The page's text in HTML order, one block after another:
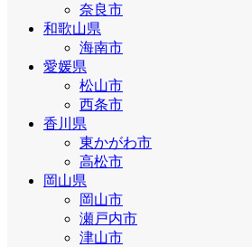
奈良市
和歌山県
海南市
愛媛県
松山市
西条市
香川県
東かがわ市
高松市
岡山県
岡山市
瀬戸内市
津山市